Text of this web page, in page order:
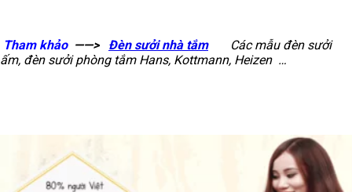
Tham khảo——> Đèn sưởi nhà tắm
Các mẫu đèn sưởi
ấm, đèn sưởi phòng tắm Hans, Kottmann, Heizen …